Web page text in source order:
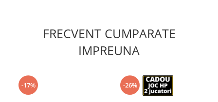
FRECVENT CUMPARATE
IMPREUNA
-17% -26%